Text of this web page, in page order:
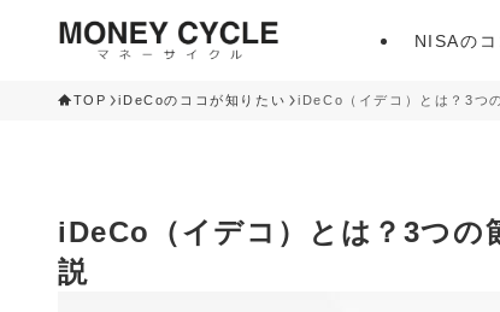
NISAの
TOP iDeCoのココが知りたい iDeCo（イデコ）とは？3つ
iDeCo（イデコ）とは？3つの
説